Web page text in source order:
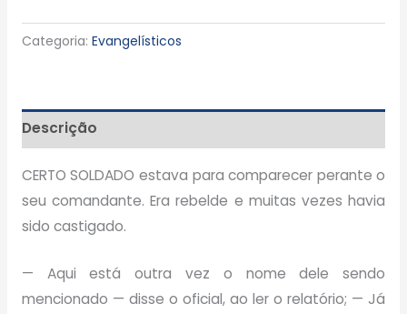
Categoria: Evangelísticos
Descrição
CERTO SOLDADO estava para comparecer perante o
seu comandante. Era rebelde e muitas vezes havia
sido castigado.
— Aqui está outra vez o nome dele sendo
mencionado — disse o oficial, ao ler o relatório; — Já